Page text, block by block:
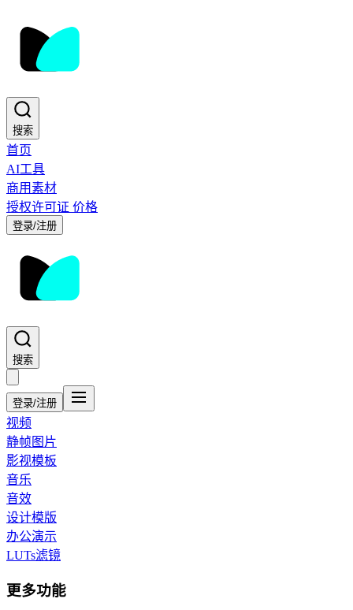
搜索
首页
AI工具
商用素材
授权许可证 价格
登录/注册
搜索
登录/注册
视频
静帧图片
影视模板
音乐
音效
设计模版
办公演示
LUTs滤镜
更多功能